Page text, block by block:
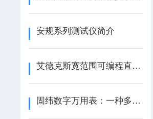
安规系列测试仪简介
艾德克斯宽范围可编程直流电源的特点
固纬数字万用表：一种多功能的电子测量工具